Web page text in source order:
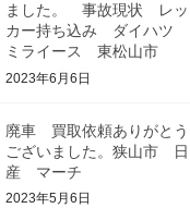
ました。 事故現状 レッ
カー持ち込み ダイハツ
ミライース 東松山市
2023年6月6日
廃車 買取依頼ありがとう
ございました。狭山市 日
産 マーチ
2023年5月6日